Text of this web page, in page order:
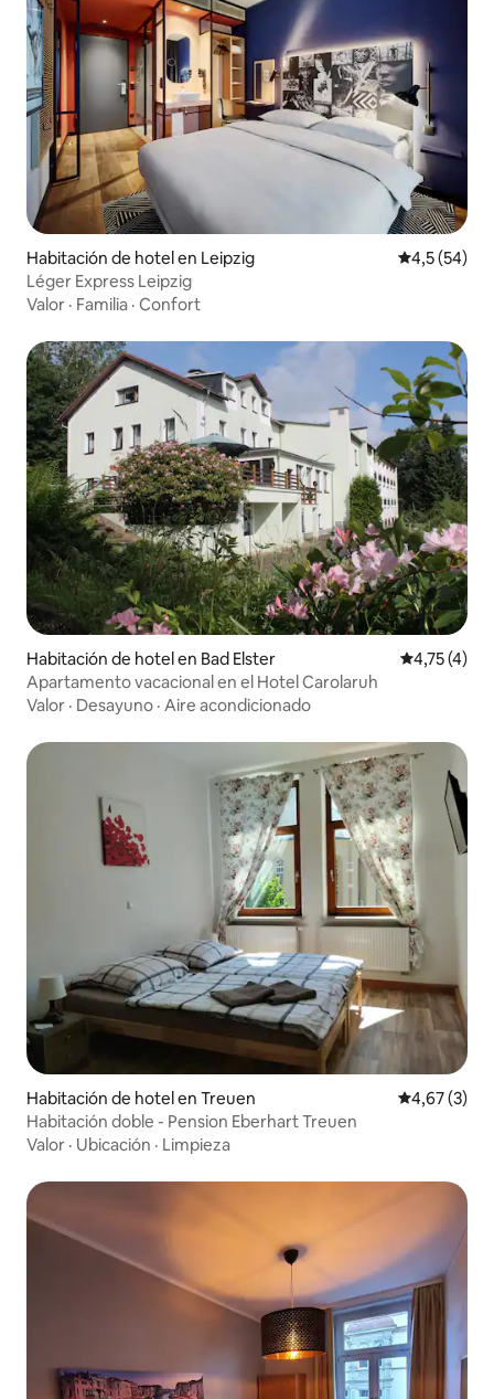
Habitación de hotel en Leipzig Calificación
4,5 (54)
Léger Express Leipzig
Valor · Familia · Confort
Habitación de hotel en Bad Elster Calificación
4,75 (4)
Apartamento vacacional en el Hotel Carolaruh
Valor · Desayuno · Aire acondicionado
Habitación de hotel en Treuen Calificación
4,67 (3)
Habitación doble - Pension Eberhart Treuen
Valor · Ubicación · Limpieza